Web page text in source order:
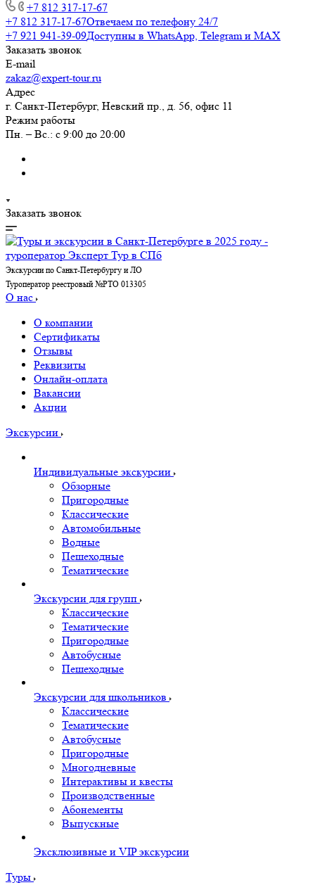
+7 812 317-17-67
+7 812 317-17-67Отвечаем по телефону 24/7
+7 921 941-39-09Доступны в WhatsApp, Telegram и MAX
Заказать звонок
E-mail
zakaz@expert-tour.ru
Адрес
г. Санкт-Петербург, Невский пр., д. 56, офис 11
Режим работы
Пн. – Вс.: с 9:00 до 20:00
Заказать звонок
Экскурсии по Санкт-Петербургу и ЛО
Туроператор реестровый №РТО 013305
О нас
О компании
Сертификаты
Отзывы
Реквизиты
Онлайн-оплата
Вакансии
Акции
Экскурсии
Индивидуальные экскурсии
Обзорные
Пригородные
Классические
Автомобильные
Водные
Пешеходные
Тематические
Экскурсии для групп
Классические
Тематические
Пригородные
Автобусные
Пешеходные
Экскурсии для школьников
Классические
Тематические
Автобусные
Пригородные
Многодневные
Интерактивы и квесты
Производственные
Абонементы
Выпускные
Эксклюзивные и VIP экскурсии
Туры